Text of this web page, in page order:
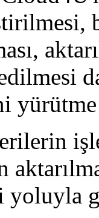
yürütme
yoluyla